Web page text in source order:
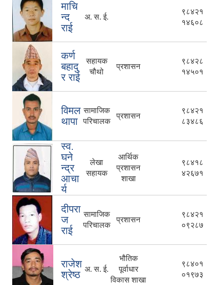
माचि
न्द
राई
अ. स. ई.
९८४२१
१४६०८
कर्ण
बहादु
र राई
सहायक
चौथो
प्रशासन
९८४२८
१४५०१
विमल
थापा
सामाजिक
परिचालक
प्रशासन
९८४२१
८३४८६
स्व.
घने
न्द्र
आचा
र्य
लेखा
सहायक
आर्थिक
प्रशासन
शाखा
९८४१८
४२६७१
दीपरा
ज
राई
सामाजिक
परिचालक
प्रशासन
९८४२१
०९२८७
राजेश
श्रेष्ठ अ. स. ई.
भौतिक
पूर्वाधार
विकास शाखा
९८४०१
०१९७३